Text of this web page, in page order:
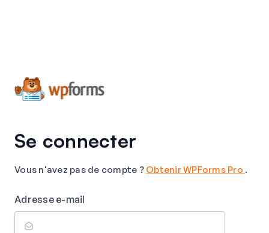
Se connecter
Vous n'avez pas de compte ? Obtenir WPForms Pro .
Adresse e-mail